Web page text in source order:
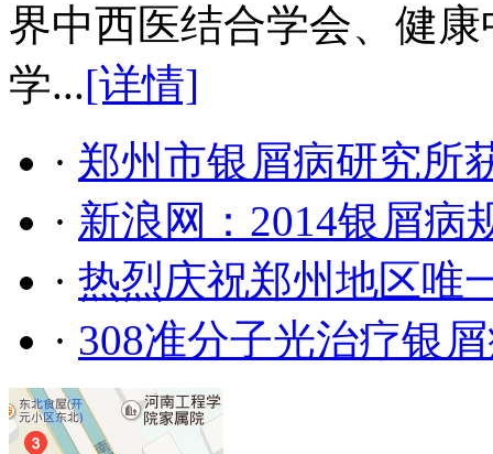
界中西医结合学会、健
学...[详情]
· 郑州市银屑病研究所
· 新浪网：2014银屑病
· 热烈庆祝郑州地区唯
· 308准分子光治疗银